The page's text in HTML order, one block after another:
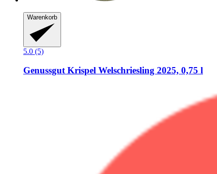
Warenkorb
5.0 (5)
Genussgut Krispel Welschriesling 2025, 0,75 l